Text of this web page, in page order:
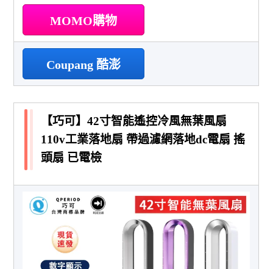
MOMO購物
Coupang 酷澎
【巧可】42寸智能遙控冷風無葉風扇
110v工業落地扇 帶過濾網落地dc電扇 搖
頭扇 已電檢